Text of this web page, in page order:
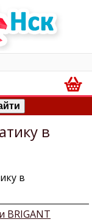
в
в
BRIGANT